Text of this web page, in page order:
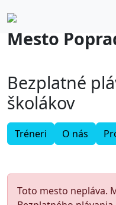
Mesto
Bezplatné
školákov
Tréneri O nás
Toto mesto nepláva.